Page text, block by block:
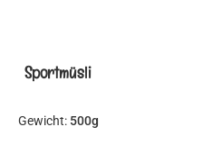
Sportmüsli
Gewicht: 500g